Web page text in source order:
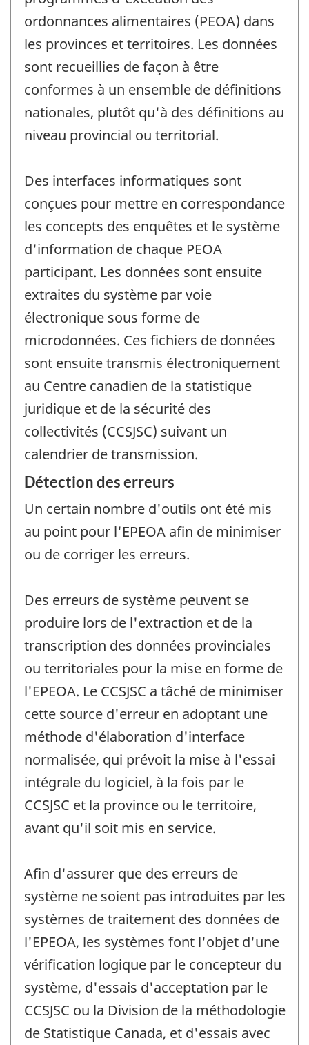
ordonnances alimentaires (PEOA) dans
les provinces et territoires. Les données
sont recueillies de façon à être
conformes à un ensemble de définitions
nationales, plutôt qu'à des définitions au
niveau provincial ou territorial.
Des interfaces informatiques sont
conçues pour mettre en correspondance
les concepts des enquêtes et le système
d'information de chaque PEOA
participant. Les données sont ensuite
extraites du système par voie
électronique sous forme de
microdonnées. Ces fichiers de données
sont ensuite transmis électroniquement
au Centre canadien de la statistique
juridique et de la sécurité des
collectivités (CCSJSC) suivant un
calendrier de transmission.
Détection des erreurs
Un certain nombre d'outils ont été mis
au point pour l'EPEOA afin de minimiser
ou de corriger les erreurs.
Des erreurs de système peuvent se
produire lors de l'extraction et de la
transcription des données provinciales
ou territoriales pour la mise en forme de
l'EPEOA. Le CCSJSC a tâché de minimiser
cette source d'erreur en adoptant une
méthode d'élaboration d'interface
normalisée, qui prévoit la mise à l'essai
intégrale du logiciel, à la fois par le
CCSJSC et la province ou le territoire,
avant qu'il soit mis en service.
Afin d'assurer que des erreurs de
système ne soient pas introduites par les
systèmes de traitement des données de
l'EPEOA, les systèmes font l'objet d'une
vérification logique par le concepteur du
système, d'essais d'acceptation par le
CCSJSC ou la Division de la méthodologie
de Statistique Canada, et d'essais avec